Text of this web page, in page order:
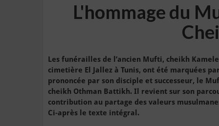
L'hommage du
Les funérailles de l’ancien Mufti, cheikh
cimetière El Jallez à Tunis, ont été marquées
prononcée par son disciple et successeur, le
cheikh Othman Battikh. Il revient sur son
contribution au partage des valeurs
Ci-après le texte intégral.